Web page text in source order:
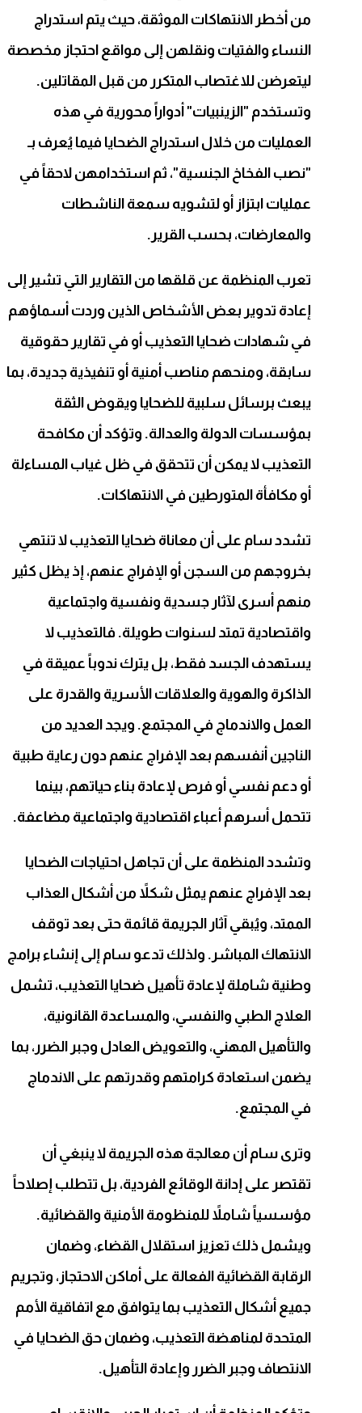
من أخطر الانتهاكات الموثقة، حيث يتم استدراج
النساء والفتيات ونقلهن إلى مواقع احتجاز مخصصة
ليتعرضن للاغتصاب المتكرر من قبل المقاتلين.
وتستخدم "الزينبيات" أدواراً محورية في هذه
العمليات من خلال استدراج الضحايا فيما يُعرف بـ
"نصب الفخاخ الجنسية"، ثم استخدامهن لاحقاً في
عمليات ابتزاز أو لتشويه سمعة الناشطات
والمعارضات، بحسب القرير.
تعرب المنظمة عن قلقها من التقارير التي تشير إلى
إعادة تدوير بعض الأشخاص الذين وردت أسماؤهم
في شهادات ضحايا التعذيب أو في تقارير حقوقية
سابقة، ومنحهم مناصب أمنية أو تنفيذية جديدة، بما
يبعث برسائل سلبية للضحايا ويقوض الثقة
بمؤسسات الدولة والعدالة. وتؤكد أن مكافحة
التعذيب لا يمكن أن تتحقق في ظل غياب المساءلة
أو مكافأة المتورطين في الانتهاكات.
تشدد سام على أن معاناة ضحايا التعذيب لا تنتهي
بخروجهم من السجن أو الإفراج عنهم، إذ يظل كثير
منهم أسرى لآثار جسدية ونفسية واجتماعية
واقتصادية تمتد لسنوات طويلة. فالتعذيب لا
يستهدف الجسد فقط، بل يترك ندوباً عميقة في
الذاكرة والهوية والعلاقات الأسرية والقدرة على
العمل والاندماج في المجتمع. ويجد العديد من
الناجين أنفسهم بعد الإفراج عنهم دون رعاية طبية
أو دعم نفسي أو فرص لإعادة بناء حياتهم، بينما
تتحمل أسرهم أعباء اقتصادية واجتماعية مضاعفة.
وتشدد المنظمة على أن تجاهل احتياجات الضحايا
بعد الإفراج عنهم يمثل شكلاً من أشكال العذاب
الممتد، ويُبقي آثار الجريمة قائمة حتى بعد توقف
الانتهاك المباشر. ولذلك تدعو سام إلى إنشاء برامج
وطنية شاملة لإعادة تأهيل ضحايا التعذيب، تشمل
العلاج الطبي والنفسي، والمساعدة القانونية،
والتأهيل المهني، والتعويض العادل وجبر الضرر، بما
يضمن استعادة كرامتهم وقدرتهم على الاندماج
في المجتمع.
وترى سام أن معالجة هذه الجريمة لا ينبغي أن
تقتصر على إدانة الوقائع الفردية، بل تتطلب إصلاحاً
مؤسسياً شاملاً للمنظومة الأمنية والقضائية.
ويشمل ذلك تعزيز استقلال القضاء، وضمان
الرقابة القضائية الفعالة على أماكن الاحتجاز، وتجريم
جميع أشكال التعذيب بما يتوافق مع اتفاقية الأمم
المتحدة لمناهضة التعذيب، وضمان حق الضحايا في
الانتصاف وجبر الضرر وإعادة التأهيل.